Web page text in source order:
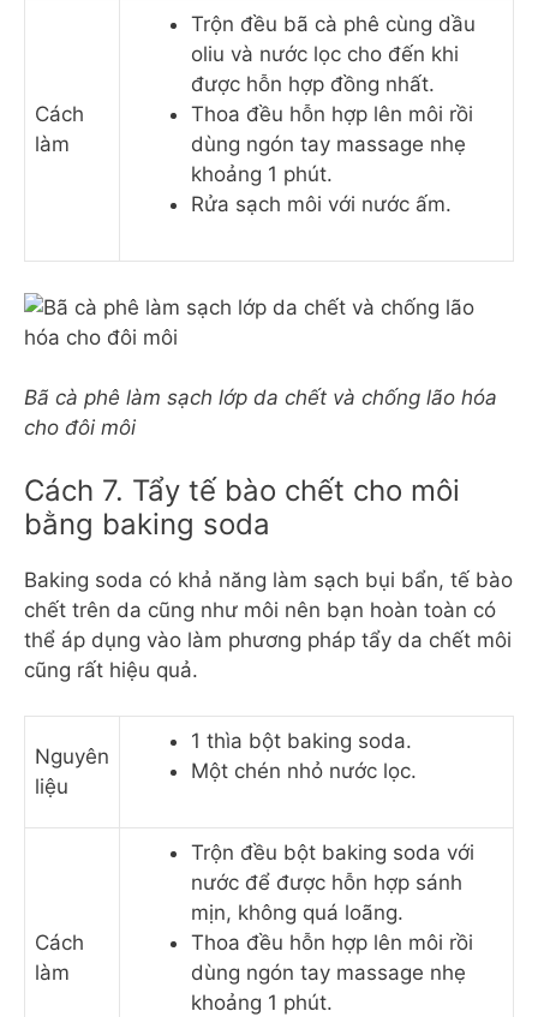
Cách
làm
Trộn đều bã cà phê cùng dầu
oliu và nước lọc cho đến khi
được hỗn hợp đồng nhất.
Thoa đều hỗn hợp lên môi rồi
dùng ngón tay massage nhẹ
khoảng 1 phút.
Rửa sạch môi với nước ấm.
Bã cà phê làm sạch lớp da chết và chống lão hóa
cho đôi môi
Cách 7. Tẩy tế bào chết cho môi
bằng baking soda
Baking soda có khả năng làm sạch bụi bẩn, tế bào
chết trên da cũng như môi nên bạn hoàn toàn có
thể áp dụng vào làm phương pháp tẩy da chết môi
cũng rất hiệu quả.
Nguyên
liệu
1 thìa bột baking soda.
Một chén nhỏ nước lọc.
Cách
làm
Trộn đều bột baking soda với
nước để được hỗn hợp sánh
mịn, không quá loãng.
Thoa đều hỗn hợp lên môi rồi
dùng ngón tay massage nhẹ
khoảng 1 phút.